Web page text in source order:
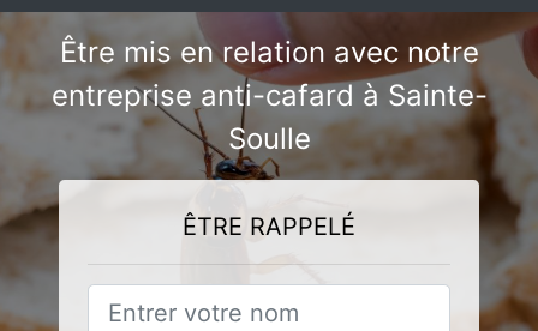
Être mis en relation avec notre
entreprise anti-cafard à Sainte-
Soulle
ÊTRE RAPPELÉ